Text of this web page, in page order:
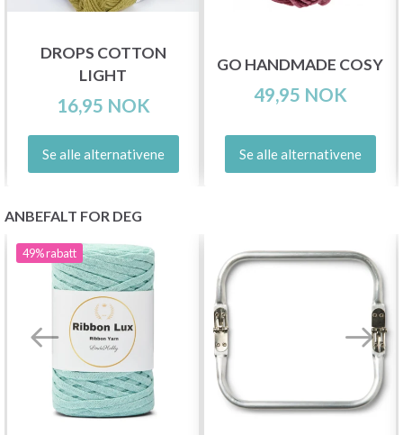
DROPS COTTON
LIGHT
16,95 NOK
Se alle alternativene
GO HANDMADE COSY
49,95 NOK
Se alle alternativene
ANBEFALT FOR DEG
49%rabatt